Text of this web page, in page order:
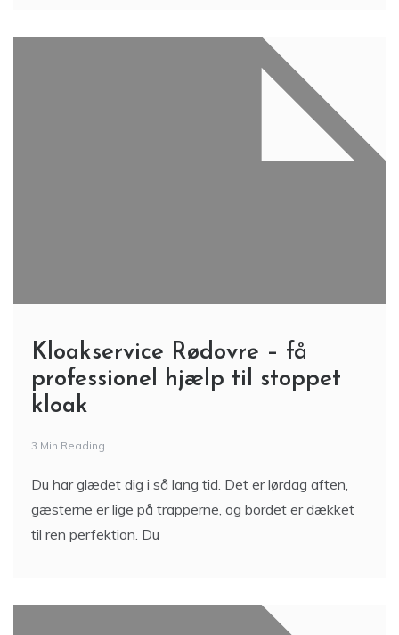
Kloakservice Rødovre – få
professionel hjælp til stoppet
kloak
3 Min Reading
Du har glædet dig i så lang tid. Det er lørdag aften,
gæsterne er lige på trapperne, og bordet er dækket
til ren perfektion. Du